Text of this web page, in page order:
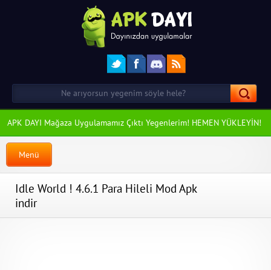
APK DAYI Mağaza Uygulamamız Çıktı Yegenlerim! HEMEN YÜKLEYİN!
Menü
Idle World ! 4.6.1 Para Hileli Mod Apk
indir